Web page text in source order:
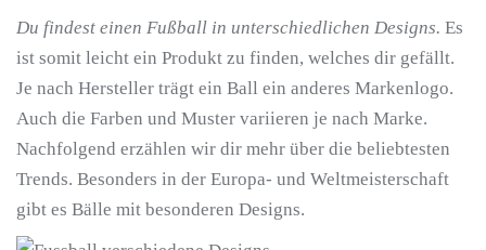
Du findest einen Fußball in unterschiedlichen Designs. Es
ist somit leicht ein Produkt zu finden, welches dir gefällt.
Je nach Hersteller trägt ein Ball ein anderes Markenlogo.
Auch die Farben und Muster variieren je nach Marke.
Nachfolgend erzählen wir dir mehr über die beliebtesten
Trends. Besonders in der Europa- und Weltmeisterschaft
gibt es Bälle mit besonderen Designs.